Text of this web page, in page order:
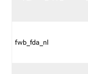
fwb_fda_nl